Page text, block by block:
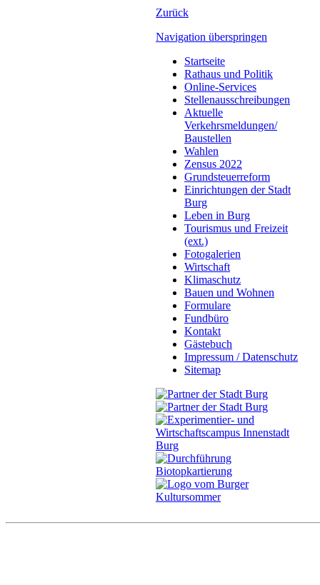
Zurück
Navigation überspringen
Startseite
Rathaus und Politik
Online-Services
Stellenausschreibungen
Aktuelle
Verkehrsmeldungen/
Baustellen
Wahlen
Zensus 2022
Grundsteuerreform
Einrichtungen der Stadt
Burg
Leben in Burg
Tourismus und Freizeit
(ext.)
Fotogalerien
Wirtschaft
Klimaschutz
Bauen und Wohnen
Formulare
Fundbüro
Kontakt
Gästebuch
Impressum / Datenschutz
Sitemap